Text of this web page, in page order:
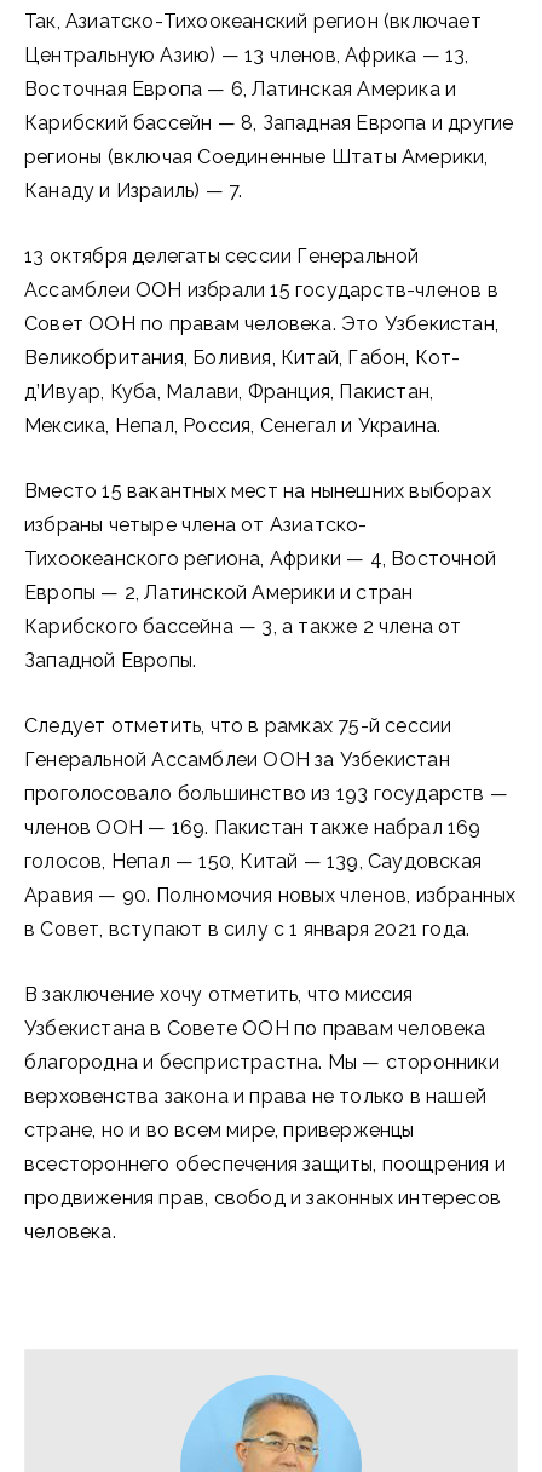
Так, Азиатско-Тихоокеанский регион (включает
Центральную Азию) — 13 членов, Африка — 13,
Восточная Европа — 6, Латинская Америка и
Карибский бассейн — 8, Западная Европа и другие
регионы (включая Соединенные Штаты Америки,
Канаду и Израиль) — 7.
13 октября делегаты сессии Генеральной
Ассамблеи ООН избрали 15 государств-членов в
Совет ООН по правам человека. Это Узбекистан,
Великобритания, Боливия, Китай, Габон, Кот-
д’Ивуар, Куба, Малави, Франция, Пакистан,
Мексика, Непал, Россия, Сенегал и Украина.
Вместо 15 вакантных мест на нынешних выборах
избраны четыре члена от Азиатско-
Тихоокеанского региона, Африки — 4, Восточной
Европы — 2, Латинской Америки и стран
Карибского бассейна — 3, а также 2 члена от
Западной Европы.
Следует отметить, что в рамках 75-й сессии
Генеральной Ассамблеи ООН за Узбекистан
проголосовало большинство из 193 государств —
членов ООН — 169. Пакистан также набрал 169
голосов, Непал — 150, Китай — 139, Саудовская
Аравия — 90. Полномочия новых членов, избранных
в Совет, вступают в силу с 1 января 2021 года.
В заключение хочу отметить, что миссия
Узбекистана в Совете ООН по правам человека
благородна и беспристрастна. Мы — сторонники
верховенства закона и права не только в нашей
стране, но и во всем мире, приверженцы
всестороннего обеспечения защиты, поощрения и
продвижения прав, свобод и законных интересов
человека.